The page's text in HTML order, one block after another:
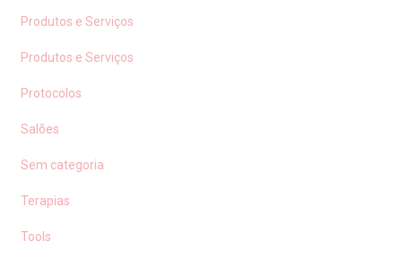
Produtos e Serviços
Produtos e Serviços
Protocolos
Salões
Sem categoria
Terapias
Tools